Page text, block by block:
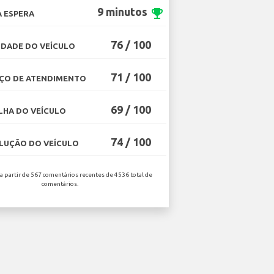
ESPERA 9 minutos emoji_events
DO VEÍCULO 76 / 100
DE ATENDIMENTO 71 / 100
DO VEÍCULO 69 / 100
DO VEÍCULO 74 / 100
partir de 567 comentários recentes de 4536 total de
comentários.